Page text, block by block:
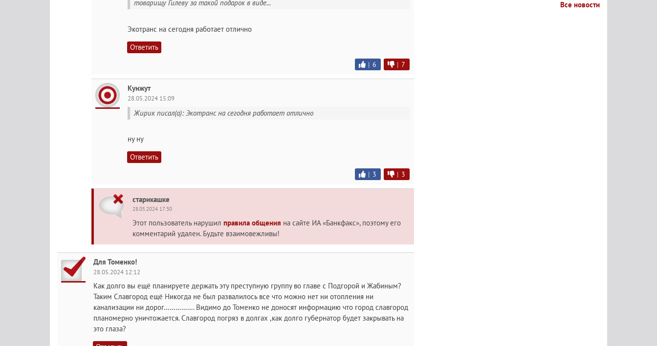
товарищу Гилеву за такой подарок в виде...
Экотранс на сегодня работает отлично
Ответить
| 6 | 7
Кунжут
28.05.2024 15:09
Жирик писал(а): Экотранс на сегодня работает отлично
ну ну
Ответить
| 3 | 3
старикашке
28.05.2024 17:30
Этот пользователь нарушил правила общения на сайте ИА «Банкфакс», поэтому его
комментарий удален. Будьте взаимовежливы!
Для Томенко!
28.05.2024 12:12
Как долго вы ещё планируете держать эту преступную группу во главе с Подгорой и Жабиным?
Таким Славгород ещё Никогда не был развалилось все что можно нет ни отопления ни
канализации ни дорог……………. Видимо до Томенко не доносят информацию что город славгород
планомерно уничтожается. Славгород погряз в долгах ,как долго губернатор будет закрывать на
это глаза?
Все новости